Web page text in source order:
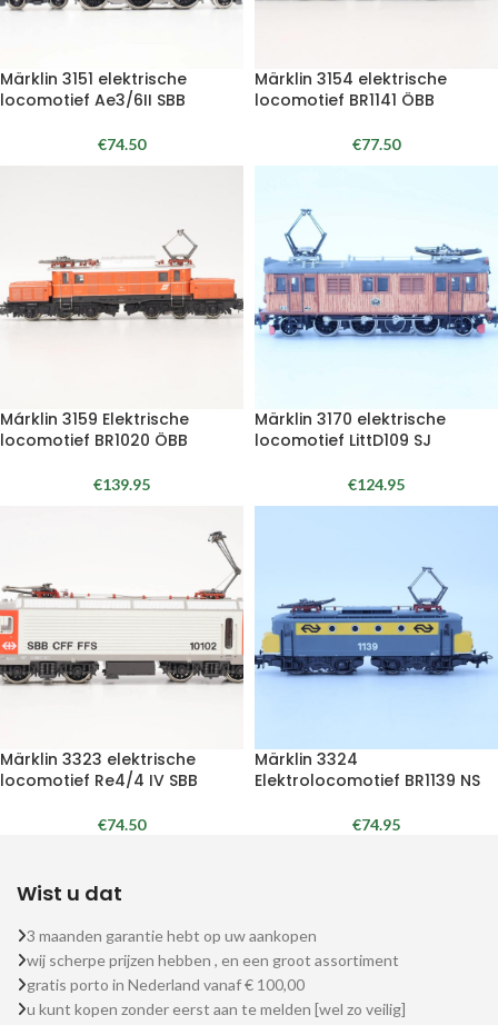
Märklin 3151 elektrische
locomotief Ae3/6II SBB
€74.50
Märklin 3154 elektrische
locomotief BR1141 ÖBB
€77.50
Márklin 3159 Elektrische
locomotief BR1020 ÖBB
€139.95
Märklin 3170 elektrische
locomotief LittD109 SJ
€124.95
Märklin 3323 elektrische
locomotief Re4/4 IV SBB
€74.50
Märklin 3324
Elektrolocomotief BR1139 NS
€74.95
Wist u dat
3 maanden garantie hebt op uw aankopen
wij scherpe prijzen hebben , en een groot assortiment
gratis porto in Nederland vanaf € 100,00
u kunt kopen zonder eerst aan te melden [wel zo veilig]